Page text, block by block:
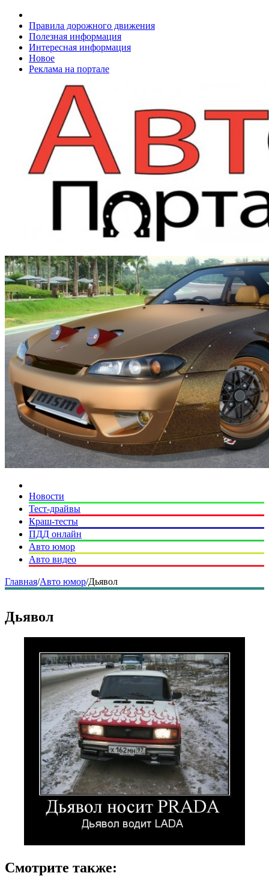
Правила дорожного движения
Полезная информация
Интересная информация
Новое
Реклама на портале
Новости
Тест-драйвы
Краш-тесты
ПДД онлайн
Авто юмор
Авто видео
Главная/Авто юмор/Дьявол
Дьявол
Смотрите также: